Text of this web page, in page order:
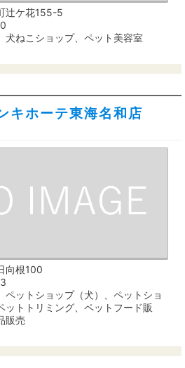
辻ケ花155-5
犬ねこショップ、ペット美容室
キホーテ東海名和店
向根100
ペットショップ（犬）、ペットショ
ットトリミング、ペットフード販
販売